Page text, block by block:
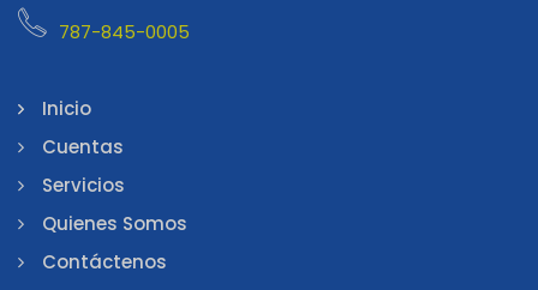
787-845-0005
Inicio
Cuentas
Servicios
Quienes Somos
Contáctenos